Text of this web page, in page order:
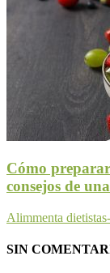
Cómo
consejos de
Alimmenta
SIN